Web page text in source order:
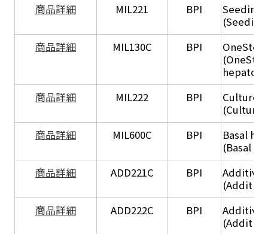
商品詳細 MIL221 BPI
Seeding
商品詳細
MIL130C BPI
商品詳細
MIL222 BPI
Culture
(Culture
商品詳細
MIL600C BPI
Basal
(Basal
商品詳細
ADD221C BPI
商品詳細
ADD222C BPI